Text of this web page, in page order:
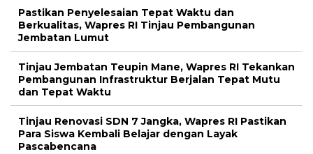
Pastikan Penyelesaian Tepat Waktu dan
Berkualitas, Wapres RI Tinjau Pembangunan
Jembatan Lumut
Tinjau Jembatan Teupin Mane, Wapres RI Tekankan
Pembangunan Infrastruktur Berjalan Tepat Mutu
dan Tepat Waktu
Tinjau Renovasi SDN 7 Jangka, Wapres RI Pastikan
Para Siswa Kembali Belajar dengan Layak
Pascabencana